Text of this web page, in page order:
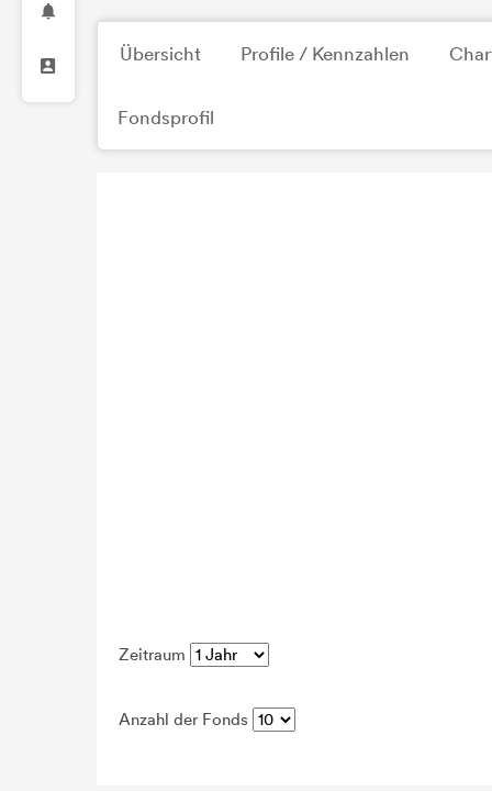
Übersicht Profile / Kennzahlen
Fondsprofil
Zeitraum
Anzahl der Fonds